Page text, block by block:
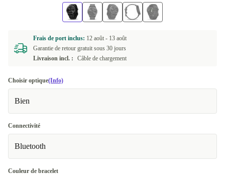
Frais de port inclus: 12 août - 13 août
Garantie de retour gratuit sous 30 jours
Livraison incl. :
Câble de chargement
Choisir optique(Info)
Bien
Connectivité
Bluetooth
Couleur de bracelet